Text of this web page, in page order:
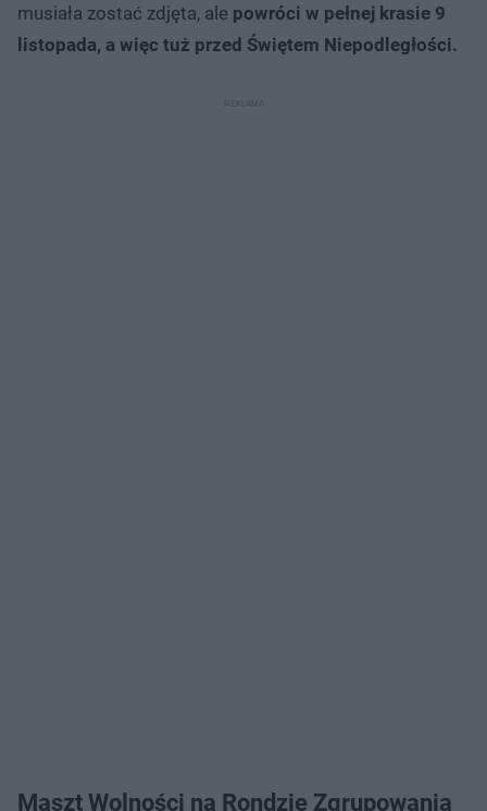
musiała zostać zdjęta, ale powróci w pełnej krasie 9
listopada, a więc tuż przed Świętem Niepodległości.
Maszt Wolności na Rondzie Zgrupowania